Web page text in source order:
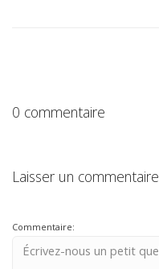
0 commentaire
Laisser un commentaire
Commentaire: